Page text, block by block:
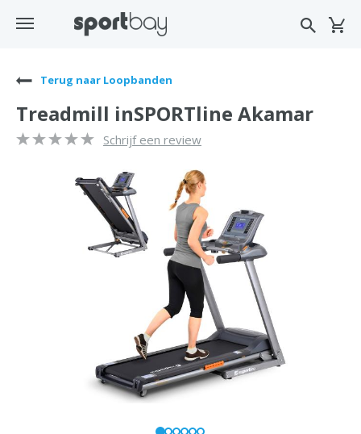
Terug naar Loopbanden
Treadmill inSPORTline Akamar
Schrijf een review